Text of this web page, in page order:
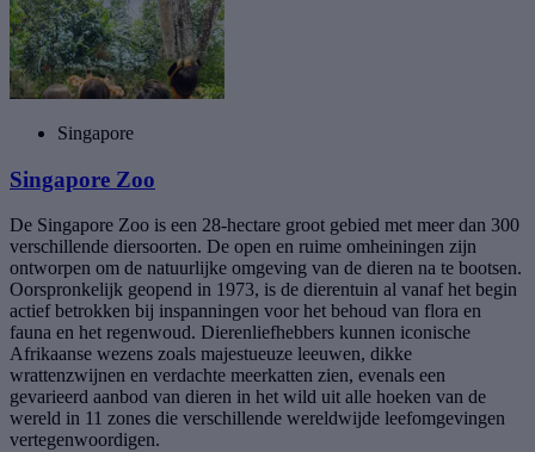
Singapore
Singapore Zoo
De Singapore Zoo is een 28-hectare groot gebied met meer dan 300
verschillende diersoorten. De open en ruime omheiningen zijn
ontworpen om de natuurlijke omgeving van de dieren na te bootsen.
Oorspronkelijk geopend in 1973, is de dierentuin al vanaf het begin
actief betrokken bij inspanningen voor het behoud van flora en
fauna en het regenwoud. Dierenliefhebbers kunnen iconische
Afrikaanse wezens zoals majestueuze leeuwen, dikke
wrattenzwijnen en verdachte meerkatten zien, evenals een
gevarieerd aanbod van dieren in het wild uit alle hoeken van de
wereld in 11 zones die verschillende wereldwijde leefomgevingen
vertegenwoordigen.